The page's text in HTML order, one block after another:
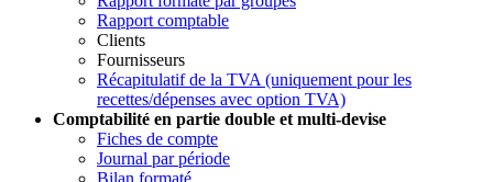
Rapport comptable
Clients
Fournisseurs
Récapitulatif de la TVA (uniquement pour les
recettes/dépenses avec option TVA)
Comptabilité en partie double et multi-devise
Fiches de compte
Journal par période
Bilan formaté